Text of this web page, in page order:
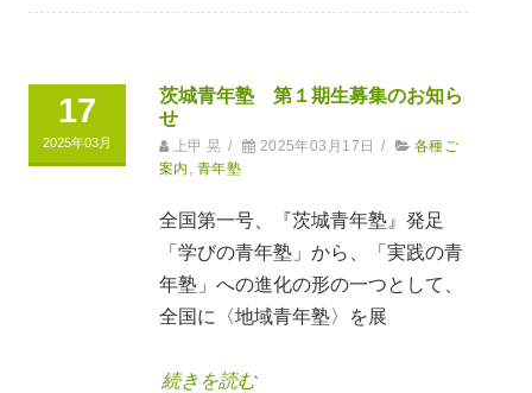
17
2025年03月
茨城青年塾 第１期生募集のお知ら
せ
上甲 晃 / 2025年03月17日 /
各種ご
案内
青年塾
全国第一号、『茨城青年塾』発足
「学びの青年塾」から、「実践の青
年塾」への進化の形の一つとして、
全国に〈地域青年塾〉を展
続きを読む